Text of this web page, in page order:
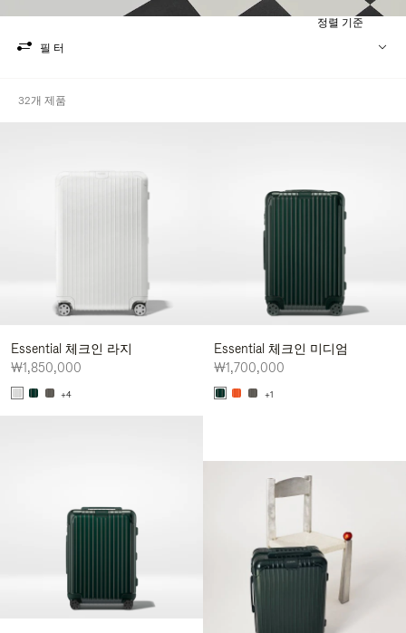
필터
정렬 기준
32개 제품
Essential 체크인 라지
₩1,850,000
+4
Essential 체크인 미디엄
₩1,700,000
+1